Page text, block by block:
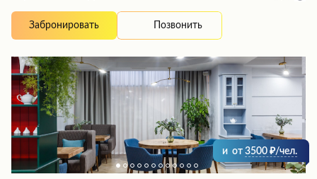
элементами деревянной отделки, листьями, ручьями и
камнями. Помимо ресторанного обслуживания, здесь
мероприятия высокого уровня, включая выступления
артистов и Деда Мороза. Банкетные менеджеры
помогут организовать торжество, подобрать меню и
напитки, а шеф-повар угостит изысканными блюдами с
интересной подачей.
Забронировать Позвонить
и от 3500 /чел.